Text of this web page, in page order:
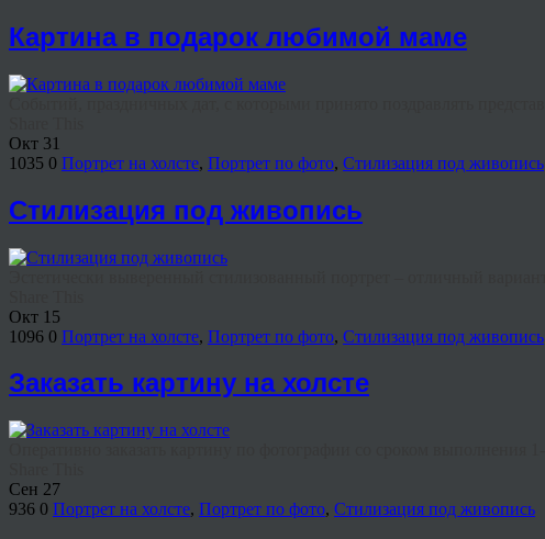
Картина в подарок любимой маме
Окт 31
1035 0 Портрет на холсте, Портрет по фото, Стилизация под живопись
Стилизация под живопись
Окт 15
1096 0 Портрет на холсте, Портрет по фото, Стилизация под живопись
Заказать картину на холсте
Сен 27
936 0 Портрет на холсте, Портрет по фото, Стилизация под живопись